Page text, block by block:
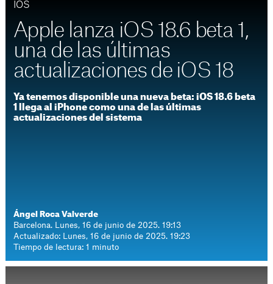
IOS
Apple lanza iOS 18.6 beta 1,
una de las últimas
actualizaciones de iOS 18
Ya tenemos disponible una nueva beta: iOS 18.6 beta
1 llega al iPhone como una de las últimas
actualizaciones del sistema
Ángel Roca Valverde
Barcelona. Lunes, 16 de junio de 2025. 19:13
Actualizado: Lunes, 16 de junio de 2025. 19:23
Tiempo de lectura: 1 minuto